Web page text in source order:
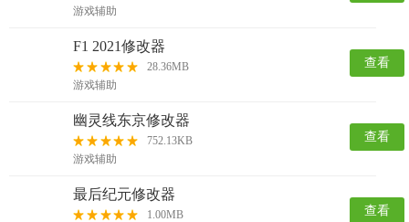
游戏辅助
F1 2021修改器
28.36MB
游戏辅助
查看
幽灵线东京修改器
752.13KB
游戏辅助
查看
最后纪元修改器
1.00MB
查看